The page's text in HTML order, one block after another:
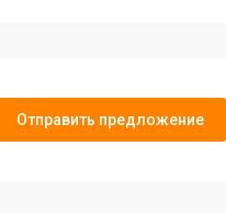
Отправить предложение